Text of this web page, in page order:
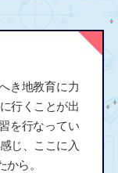
き地教育に力
行くことが出
を行なってい
じ、ここに入
ら。